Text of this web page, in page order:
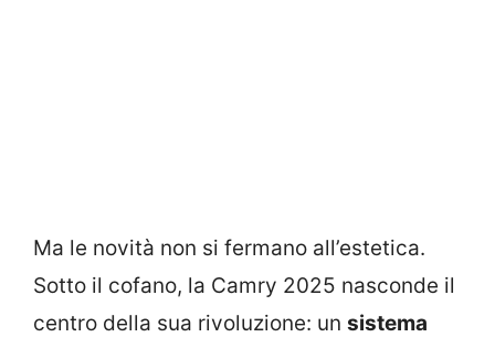
Ma le novità non si fermano all’estetica.
Sotto il cofano, la Camry 2025 nasconde il
centro della sua rivoluzione: un sistema